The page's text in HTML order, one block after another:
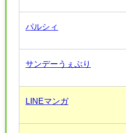
パルシィ
サンデーうぇぶり
LINEマンガ